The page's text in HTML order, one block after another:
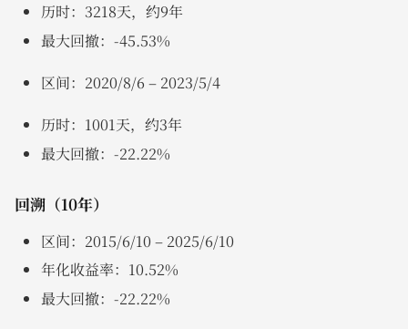
历时：3218天，约9年
最大回撤：-45.53%
区间：2020/8/6 – 2023/5/4
历时：1001天，约3年
最大回撤：-22.22%
回溯（10年）
区间：2015/6/10 – 2025/6/10
年化收益率：10.52%
最大回撤：-22.22%